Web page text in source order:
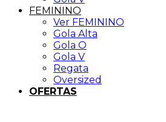
FEMININO
Ver FEMININO
Gola Alta
Gola O
Gola V
Regata
Oversized
OFERTAS